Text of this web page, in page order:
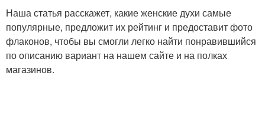
Наша статья расскажет, какие женские духи самые
популярные, предложит их рейтинг и предоставит фото
флаконов, чтобы вы смогли легко найти понравившийся
по описанию вариант на нашем сайте и на полках
магазинов.